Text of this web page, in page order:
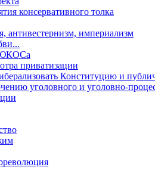
консервативного толка
антивестернизм, империализм
ЮКОСа
приватизации
Конституцию и
уголовного и уголовно-